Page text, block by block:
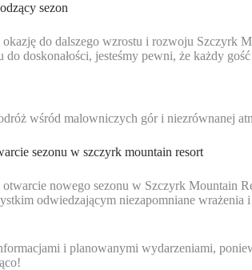
sezon
do dalszego wzrostu i rozwoju Szczyrk
do doskonałości, jesteśmy pewni, że każdy
wśród malowniczych gór i niezrównanej
sezonu w szczyrk mountain resort
nowego sezonu w Szczyrk Mountain
odwiedzającym niezapomniane wrażenia i
i planowanymi wydarzeniami,